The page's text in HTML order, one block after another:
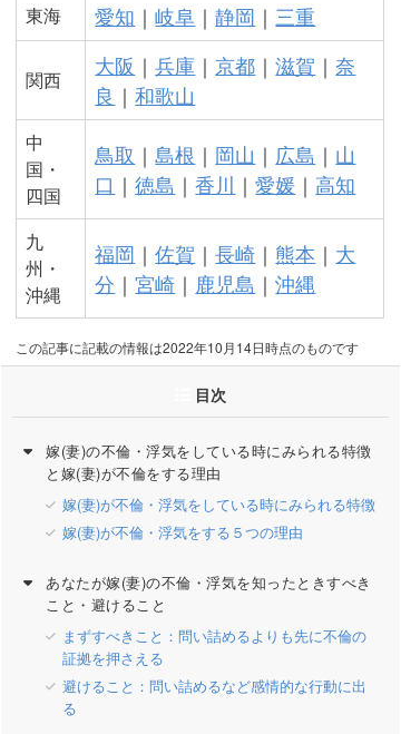
東海 愛知 ｜岐阜 ｜静岡 ｜ 三重
関西
大阪 ｜兵庫 ｜京都 ｜滋賀 ｜奈
良 ｜和歌山
中
国・
四国
鳥取 ｜島根 ｜ 岡山 ｜ 広島 ｜ 山
口 ｜徳島 ｜香川 ｜愛媛 ｜ 高知
九
州・
沖縄
福岡 ｜佐賀 ｜長崎 ｜ 熊本 ｜ 大
分 ｜宮崎 ｜ 鹿児島 ｜沖縄
この記事に記載の情報は2022年10月14日時点のものです
目次
嫁(妻)の不倫・浮気をしている時にみられる特徴
と嫁(妻)が不倫をする理由
嫁(妻)が不倫・浮気をしている時にみられる特徴
嫁(妻)が不倫・浮気をする５つの理由
あなたが嫁(妻)の不倫・浮気を知ったときすべき
こと・避けること
まずすべきこと：問い詰めるよりも先に不倫の
証拠を押さえる
避けること：問い詰めるなど感情的な行動に出
る